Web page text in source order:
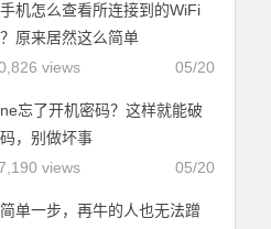
机怎么查看所连接到的WiFi
原来居然这么简单
05/20
views
忘了开机密码？这样就能破
，别做坏事
05/20
views
单一步，再牛的人也无法蹭